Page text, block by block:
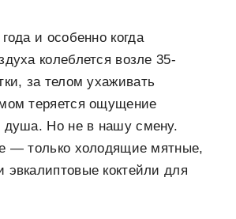
и особенно когда
колеблется возле 35-
за телом ухаживать
теряется ощущение
душа. Но не в нашу смену.
— только холодящие мятные,
эвкалиптовые коктейли для